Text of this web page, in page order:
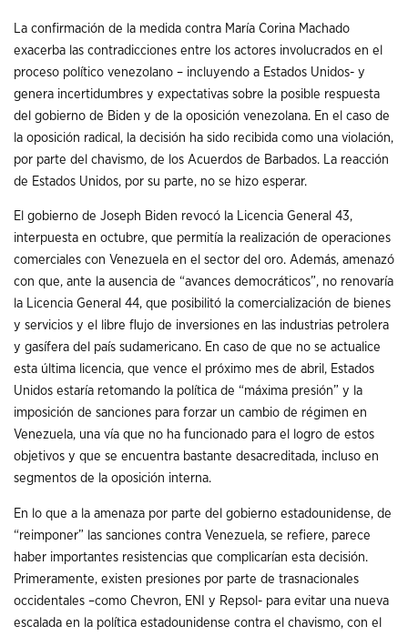
La confirmación de la medida contra María Corina Machado
exacerba las contradicciones entre los actores involucrados en el
proceso político venezolano – incluyendo a Estados Unidos- y
genera incertidumbres y expectativas sobre la posible respuesta
del gobierno de Biden y de la oposición venezolana. En el caso de
la oposición radical, la decisión ha sido recibida como una violación,
por parte del chavismo, de los Acuerdos de Barbados. La reacción
de Estados Unidos, por su parte, no se hizo esperar.
El gobierno de Joseph Biden revocó la Licencia General 43,
interpuesta en octubre, que permitía la realización de operaciones
comerciales con Venezuela en el sector del oro. Además, amenazó
con que, ante la ausencia de “avances democráticos”, no renovaría
la Licencia General 44, que posibilitó la comercialización de bienes
y servicios y el libre flujo de inversiones en las industrias petrolera
y gasífera del país sudamericano. En caso de que no se actualice
esta última licencia, que vence el próximo mes de abril, Estados
Unidos estaría retomando la política de “máxima presión” y la
imposición de sanciones para forzar un cambio de régimen en
Venezuela, una vía que no ha funcionado para el logro de estos
objetivos y que se encuentra bastante desacreditada, incluso en
segmentos de la oposición interna.
En lo que a la amenaza por parte del gobierno estadounidense, de
“reimponer” las sanciones contra Venezuela, se refiere, parece
haber importantes resistencias que complicarían esta decisión.
Primeramente, existen presiones por parte de trasnacionales
occidentales –como Chevron, ENI y Repsol- para evitar una nueva
escalada en la política estadounidense contra el chavismo, con el